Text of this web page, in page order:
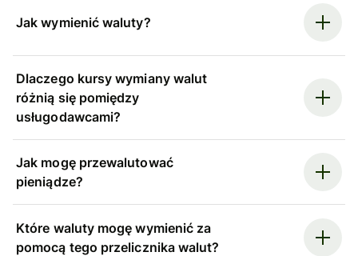
Jak wymienić waluty?
Dlaczego kursy wymiany walut
różnią się pomiędzy
usługodawcami?
Jak mogę przewalutować
pieniądze?
Które waluty mogę wymienić za
pomocą tego przelicznika walut?